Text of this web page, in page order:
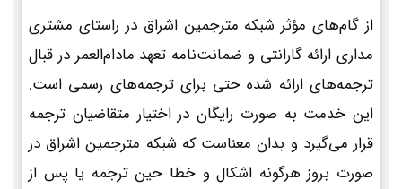
از گام‌های مؤثر شبکه مترجمین اشراق در راستای مشتری
مداری ارائه گارانتی و ضمانت‌نامه تعهد مادام‌العمر در قبال
ترجمه‌های ارائه شده حتی برای ترجمه‌های رسمی است.
این خدمت به صورت رایگان در اختیار متقاضیان ترجمه
قرار می‌گیرد و بدان معناست که شبکه مترجمین اشراق در
صورت بروز هرگونه اشکال و خطا حین ترجمه یا پس از